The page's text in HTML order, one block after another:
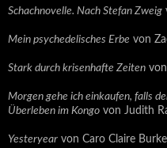
Schachnovelle. Nach Stefan Zweig
Mein psychedelisches Erbe von
Stark durch krisenhafte Zeiten
Morgen gehe ich einkaufen, falls
Überleben im Kongo von Judith
Yesteryear von Caro Claire